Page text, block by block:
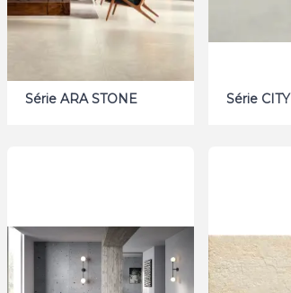
Série ARA STONE Série CITY